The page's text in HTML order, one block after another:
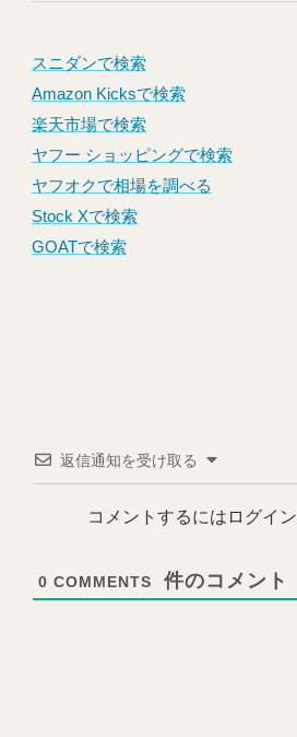
スニダンで検索
Amazon Kicksで検索
楽天市場で検索
ヤフー ショッピングで検索
ヤフオクで相場を調べる
Stock Xで検索
GOATで検索
返信通知を受け取る
コメントするにはログイ
0 COMMENTS